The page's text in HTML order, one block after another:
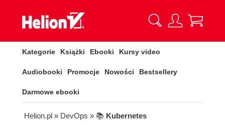
Kategorie Książki Ebooki Kursy video
Audiobooki Promocje Nowości Bestsellery
Darmowe ebooki
Helion.pl » DevOps » 📚 Kubernetes